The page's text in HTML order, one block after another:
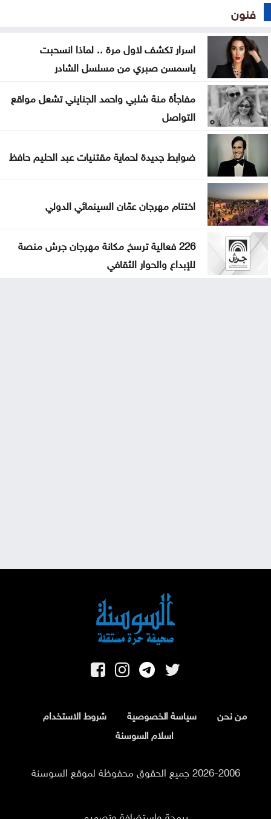
فنون
اسرار تكشف لاول مرة .. لماذا انسحبت
ياسمسن صبري من مسلسل الشادر
مفاجأة منة شلبي واحمد الجنايني تشعل مواقع
التواصل
ضوابط جديدة لحماية مقتنيات عبد الحليم حافظ
اختتام مهرجان عمّان السينمائي الدولي
226 فعالية ترسخ مكانة مهرجان جرش منصة
للإبداع والحوار الثقافي
من نحن سياسة الخصوصية
شروط الاستخدام
اسلام السوسنة
2026-2006 جميع الحقوق محفوظة لموقع السوسنة
برمجة واستضافة وتصميم